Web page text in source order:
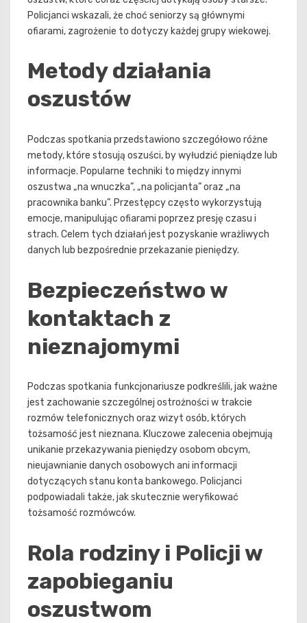
Policjanci wskazali, że choć seniorzy są głównymi
ofiarami, zagrożenie to dotyczy każdej grupy wiekowej.
Metody działania
oszustów
Podczas spotkania przedstawiono szczegółowo różne
metody, które stosują oszuści, by wyłudzić pieniądze lub
informacje. Popularne techniki to między innymi
oszustwa „na wnuczka”, „na policjanta” oraz „na
pracownika banku”. Przestępcy często wykorzystują
emocje, manipulując ofiarami poprzez presję czasu i
strach. Celem tych działań jest pozyskanie wrażliwych
danych lub bezpośrednie przekazanie pieniędzy.
Bezpieczeństwo w
kontaktach z
nieznajomymi
Podczas spotkania funkcjonariusze podkreślili, jak ważne
jest zachowanie szczególnej ostrożności w trakcie
rozmów telefonicznych oraz wizyt osób, których
tożsamość jest nieznana. Kluczowe zalecenia obejmują
unikanie przekazywania pieniędzy osobom obcym,
nieujawnianie danych osobowych ani informacji
dotyczących stanu konta bankowego. Policjanci
podpowiadali także, jak skutecznie weryfikować
tożsamość rozmówców.
Rola rodziny i Policji w
zapobieganiu
oszustwom